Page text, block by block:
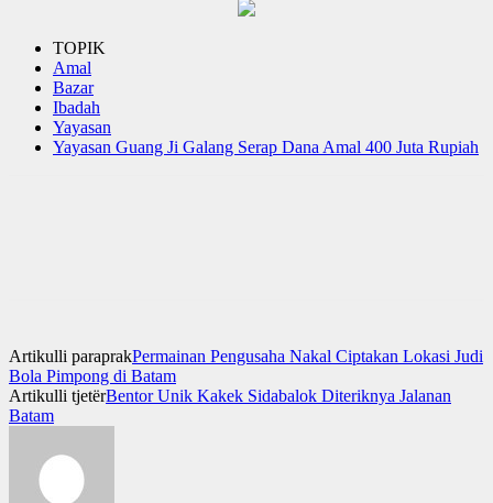
TOPIK
Amal
Bazar
Ibadah
Yayasan
Yayasan Guang Ji Galang Serap Dana Amal 400 Juta Rupiah
Artikulli paraprakPermainan Pengusaha Nakal Ciptakan Lokasi Judi
Bola Pimpong di Batam
Artikulli tjetërBentor Unik Kakek Sidabalok Diteriknya Jalanan
Batam